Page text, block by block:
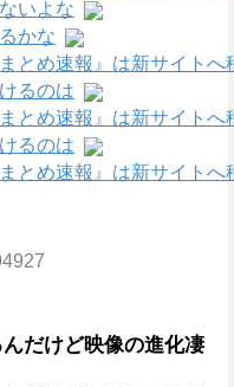
いよな
かな
とめ速報』は新サイトへ
るのは
とめ速報』は新サイトへ
るのは
とめ速報』は新サイトへ
だけど映像の進化凄